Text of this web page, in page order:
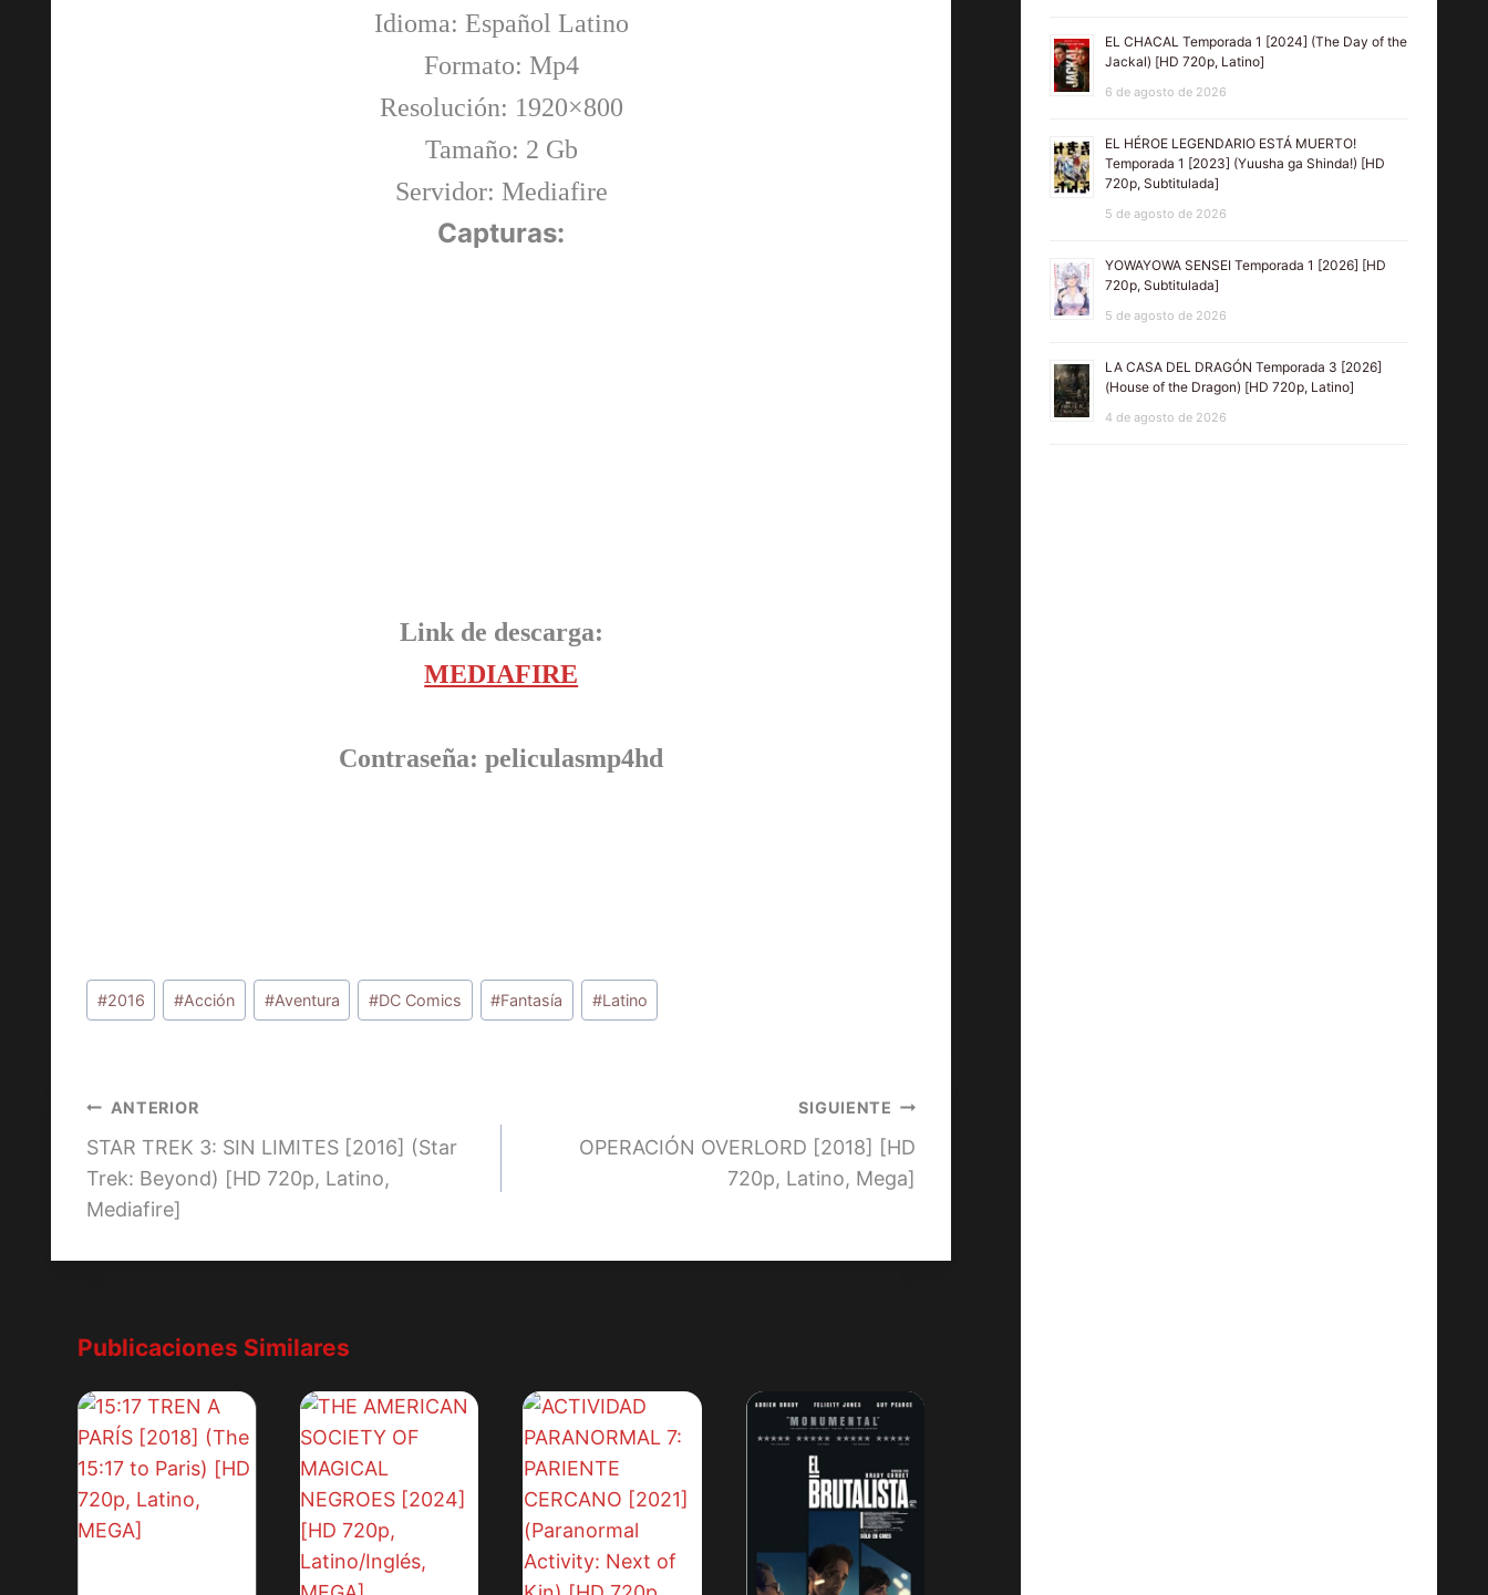
Idioma: Español Latino
Formato: Mp4
Resolución: 1920×800
Tamaño: 2 Gb
Servidor: Mediafire
Capturas:
Link de descarga:
MEDIAFIRE
Contraseña: peliculasmp4hd
Etiquetas
de
#2016 #Acción #Aventura #DC Comics #Fantasía #Latino
Navegación
de
entradas
ANTERIOR
STAR TREK 3: SIN LIMITES [2016] (Star
Trek: Beyond) [HD 720p, Latino,
Mediafire]
SIGUIENTE
OPERACIÓN OVERLORD [2018] [HD
720p, Latino, Mega]
Publicaciones Similares
EL CHACAL Temporada 1 [2024] (The Day of the
Jackal) [HD 720p, Latino]
6 de agosto de 2026
EL HÉROE LEGENDARIO ESTÁ MUERTO!
Temporada 1 [2023] (Yuusha ga Shinda!) [HD
720p, Subtitulada]
5 de agosto de 2026
YOWAYOWA SENSEI Temporada 1 [2026] [HD
720p, Subtitulada]
5 de agosto de 2026
LA CASA DEL DRAGÓN Temporada 3 [2026]
(House of the Dragon) [HD 720p, Latino]
4 de agosto de 2026